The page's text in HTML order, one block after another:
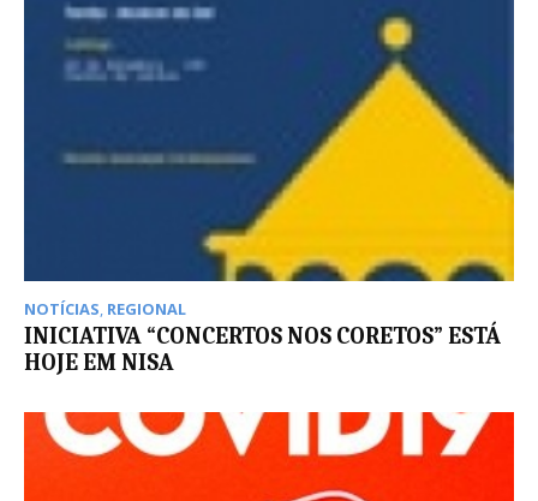
NOTÍCIAS, REGIONAL
INICIATIVA “CONCERTOS NOS CORETOS” ESTÁ
HOJE EM NISA